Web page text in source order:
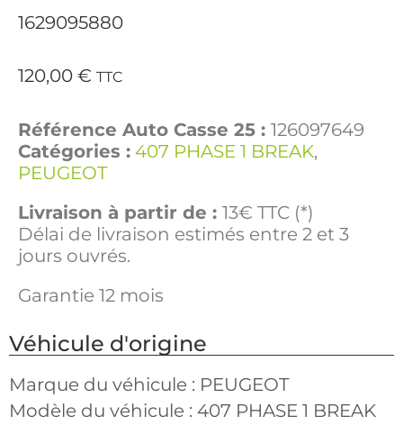
1629095880
120,00 € TTC
Référence Auto Casse 25 : 126097649
Catégories : 407 PHASE 1 BREAK,
PEUGEOT
Livraison à partir de : 13€ TTC (*)
Délai de livraison estimés entre 2 et 3
jours ouvrés.
Garantie 12 mois
Véhicule d'origine
Marque du véhicule : PEUGEOT
Modèle du véhicule : 407 PHASE 1 BREAK